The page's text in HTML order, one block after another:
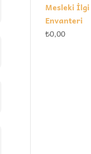
Mesleki İlgi
Envanteri
₺0,00